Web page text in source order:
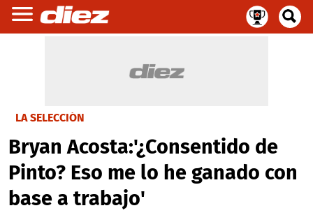
LA SELECCIÓN
Bryan Acosta:'¿Consentido de
Pinto? Eso me lo he ganado con
base a trabajo'